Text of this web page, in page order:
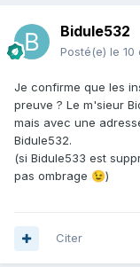
Bidule532
Posté(e) le 10
Je confirme que les
preuve ? Le m'sieur
mais avec une
Bidule532.
(si Bidule533 est
pas ombrage 😉)
Citer